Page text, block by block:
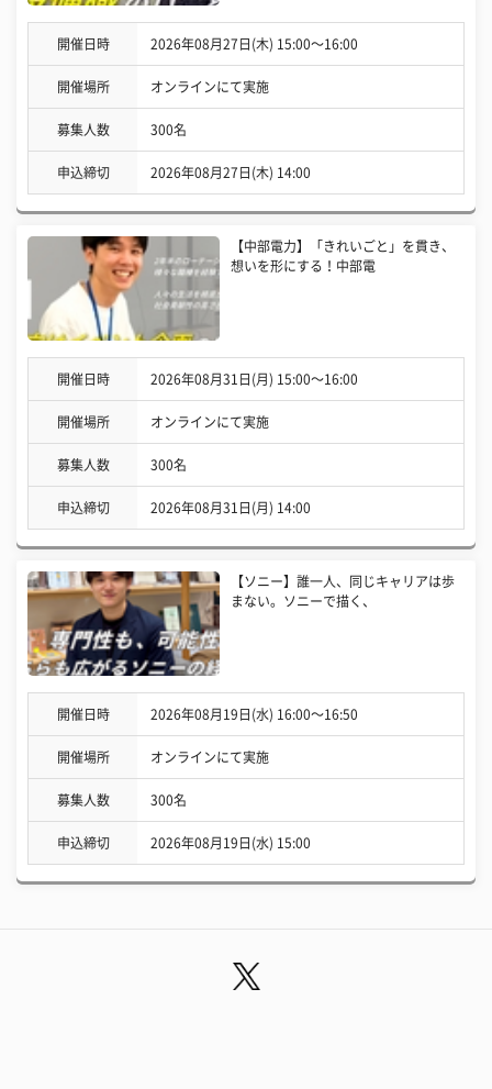
開催日時 2026年08月27日(木) 15:00〜16:00
開催場所 オンラインにて実施
募集人数 300名
申込締切 2026年08月27日(木) 14:00
【中部電力】「きれいごと」を貫き、
想いを形にする！中部電
開催日時 2026年08月31日(月) 15:00〜16:00
開催場所 オンラインにて実施
募集人数 300名
申込締切 2026年08月31日(月) 14:00
【ソニー】誰一人、同じキャリアは歩
まない。ソニーで描く、
開催日時 2026年08月19日(水) 16:00〜16:50
開催場所 オンラインにて実施
募集人数 300名
申込締切 2026年08月19日(水) 15:00